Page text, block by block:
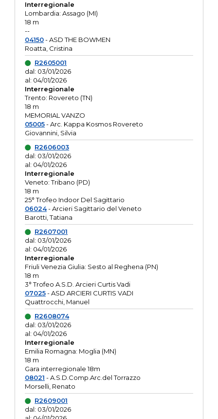
Interregionale
Lombardia: Assago (MI)
18 m
--
04150- ASD THE BOWMEN
Roatta, Cristina
R2605001
dal: 03/01/2026
al: 04/01/2026
Interregionale
Trento: Rovereto (TN)
18 m
MEMORIAL VANZO
05005- Arc. Kappa Kosmos Rovereto
Giovannini, Silvia
R2606003
dal: 03/01/2026
al: 04/01/2026
Interregionale
Veneto: Tribano (PD)
18 m
25° Trofeo Indoor Del Sagittario
06024- Arcieri Sagittario del Veneto
Barotti, Tatiana
R2607001
dal: 03/01/2026
al: 04/01/2026
Interregionale
Friuli Venezia Giulia: Sesto al Reghena (PN)
18 m
3° Trofeo A.S.D. Arcieri Curtis Vadi
07025- ASD ARCIERI CURTIS VADI
Quattrocchi, Manuel
R2608074
dal: 03/01/2026
al: 04/01/2026
Interregionale
Emilia Romagna: Moglia (MN)
18 m
Gara interregionale 18m
08021 - A.S.D.Comp.Arc.del Torrazzo
Morselli, Renato
R2609001
dal: 03/01/2026